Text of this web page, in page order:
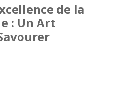
de la
: Un Art